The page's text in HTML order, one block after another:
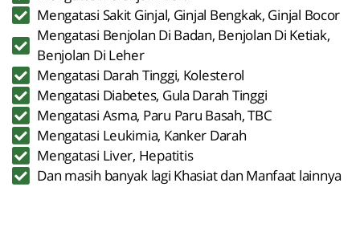
Mengatasi Sakit Ginjal, Ginjal Bengkak, Ginjal Bocor
Mengatasi Benjolan Di Badan, Benjolan Di Ketiak,
Benjolan Di Leher
Mengatasi Darah Tinggi, Kolesterol
Mengatasi Diabetes, Gula Darah Tinggi
Mengatasi Asma, Paru Paru Basah, TBC
Mengatasi Leukimia, Kanker Darah
Mengatasi Liver, Hepatitis
Dan masih banyak lagi Khasiat dan Manfaat lainnya